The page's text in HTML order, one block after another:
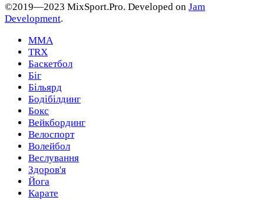
©2019—2023 MixSport.Pro. Developed on Jam
Development.
MMA
TRX
Баскетбол
Біг
Більярд
Бодібілдинг
Бокс
Вейкбординг
Велоспорт
Волейбол
Веслування
Здоров'я
Йога
Карате